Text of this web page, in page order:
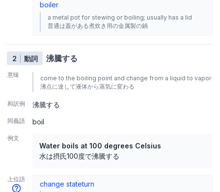
boiler
a metal pot for stewing or boiling; usually has a lid
普通は蓋がある煮炊き用の金属製の鍋
2 動詞 沸騰する
意味
come to the boiling point and change from a liquid to vapor
沸点に達して液体から蒸気に変わる
和訳例 沸騰する
同義語 boil
例文
Water boils at 100 degrees Celsius
水は摂氏100度で沸騰する
上位語
change stateturn